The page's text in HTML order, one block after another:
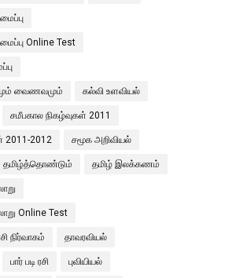
Online Test
வைணவமும் கல்வி உளவியல்
சமீபகால நிகழ்வுகள் 2011
2011-2012 சமூக அறிவியல்
தமிழ்த்தொண்டும் தமிழ் இலக்கணம்
Online Test
நிர்வாகம் தாவரவியல்
பார் படி ரசி புவியியல்